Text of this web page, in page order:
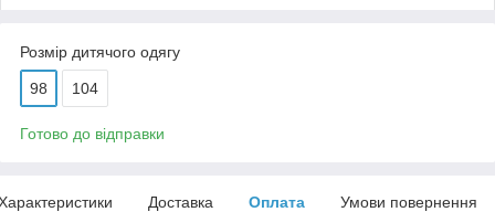
Розмір дитячого одягу
98 104
Готово до відправки
Доставка Оплата Умови повернення